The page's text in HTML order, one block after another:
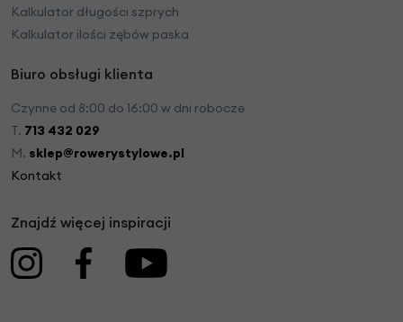
Kalkulator długości szprych
Kalkulator ilości zębów paska
Biuro obsługi klienta
Czynne od 8:00 do 16:00 w dni robocze
T. 713 432 029
M. sklep@rowerystylowe.pl
Kontakt
Znajdź więcej inspiracji